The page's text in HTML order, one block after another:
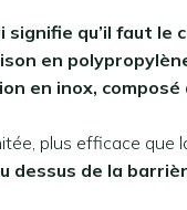
signifie qu’il faut
en
en inox, composé
plus efficace que
dessus de la